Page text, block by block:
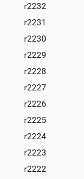
r2232
r2231
r2230
r2229
r2228
r2227
r2226
r2225
r2224
r2223
r2222